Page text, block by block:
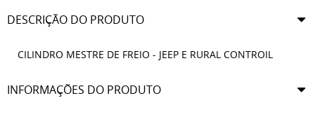
DESCRIÇÃO DO PRODUTO
CILINDRO MESTRE DE FREIO - JEEP E RURAL CONTROIL
INFORMAÇÕES DO PRODUTO